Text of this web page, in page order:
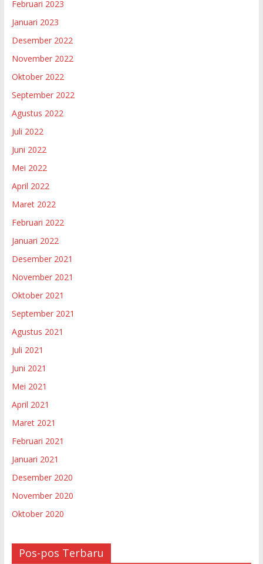
Februari 2023
Januari 2023
Desember 2022
November 2022
Oktober 2022
September 2022
Agustus 2022
Juli 2022
Juni 2022
Mei 2022
April 2022
Maret 2022
Februari 2022
Januari 2022
Desember 2021
November 2021
Oktober 2021
September 2021
Agustus 2021
Juli 2021
Juni 2021
Mei 2021
April 2021
Maret 2021
Februari 2021
Januari 2021
Desember 2020
November 2020
Oktober 2020
Pos-pos Terbaru